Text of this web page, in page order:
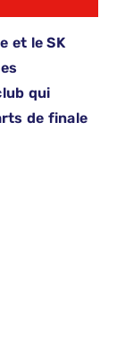
et le SK
qui
de finale